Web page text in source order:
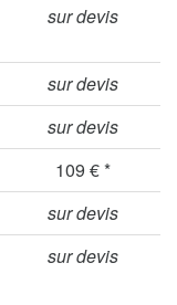
sur devis
sur devis
sur devis
109 € *
sur devis
sur devis